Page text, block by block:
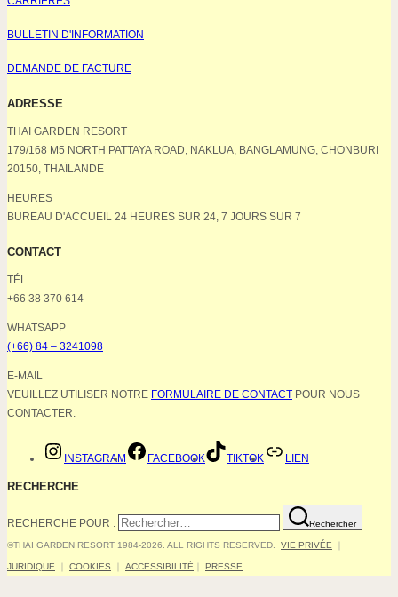
BULLETIN D'INFORMATION
DEMANDE DE FACTURE
ADRESSE
THAI GARDEN RESORT
179/168 M5 NORTH PATTAYA ROAD, NAKLUA, BANGLAMUNG, CHONBURI
20150, THAÏLANDE
HEURES
BUREAU D'ACCUEIL 24 HEURES SUR 24, 7 JOURS SUR 7
CONTACT
TÉL
+66 38 370 614
WHATSAPP
(+66) 84 – 3241098
E-MAIL
VEUILLEZ UTILISER NOTRE FORMULAIRE DE CONTACT POUR NOUS
CONTACTER.
INSTAGRAM FACEBOOK TIKTOK LIEN
RECHERCHE
RECHERCHE POUR : Rechercher
©THAI GARDEN RESORT 1984-2026. ALL RIGHTS RESERVED. VIE PRIVÉE
JURIDIQUE COOKIES ACCESSIBILITÉ PRESSE